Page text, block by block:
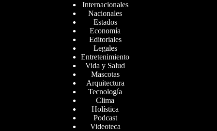
Internacionales
Nacionales
Estados
Economía
Editoriales
Legales
Entretenimiento
Vida y Salud
Mascotas
Arquitectura
Tecnología
Clima
Holística
Podcast
Videoteca